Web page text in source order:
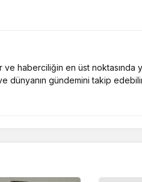
ve haberciliğin en üst noktasında
dünyanın gündemini takip